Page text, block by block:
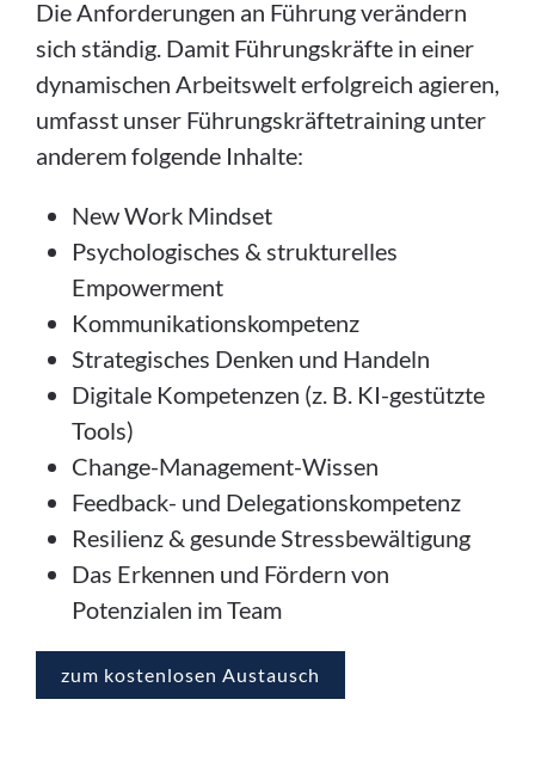
Die Anforderungen an Führung verändern
sich ständig. Damit Führungskräfte in einer
dynamischen Arbeitswelt erfolgreich agieren,
umfasst unser Führungskräftetraining unter
anderem folgende Inhalte:
New Work Mindset
Psychologisches & strukturelles
Empowerment
Kommunikationskompetenz
Strategisches Denken und Handeln
Digitale Kompetenzen (z. B. KI-gestützte
Tools)
Change-Management-Wissen
Feedback- und Delegationskompetenz
Resilienz & gesunde Stressbewältigung
Das Erkennen und Fördern von
Potenzialen im Team
zum kostenlosen Austausch